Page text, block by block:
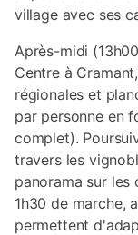
village avec ses
Après-midi
Centre à
régionales et
par personne en
complet).
travers les
panorama sur les
1h30 de marche,
permettent